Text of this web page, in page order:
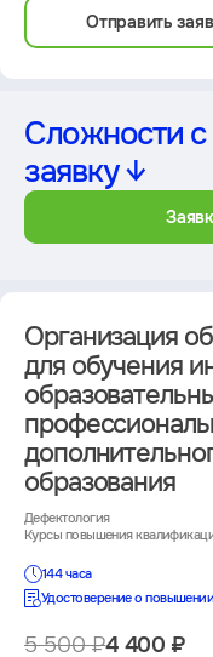
Отправить
Сложности с
заявку ↓
Организация
для обучения
образования
Дефектология
Курсы повышения
144 часа
Удостоверение о
5 500 ₽4 400 ₽